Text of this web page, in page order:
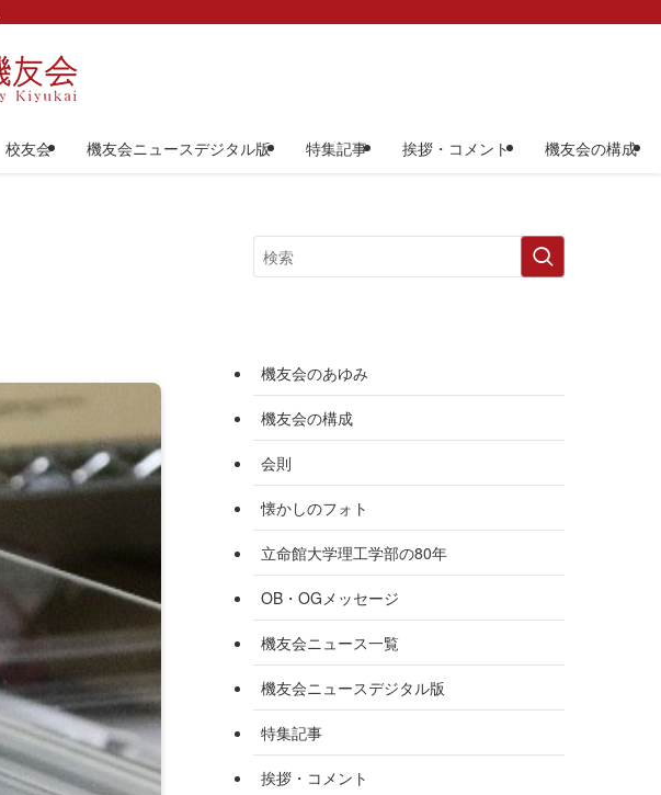
校友会 機友会ニュースデジタル版 特集記事 挨拶・コメント 機友会の構成
機友会のあゆみ
機友会の構成
会則
懐かしのフォト
立命館大学理工学部の80年
OB・OGメッセージ
機友会ニュース一覧
機友会ニュースデジタル版
特集記事
挨拶・コメント